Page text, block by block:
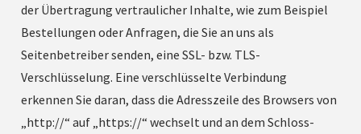
der Übertragung vertraulicher Inhalte, wie zum Beispiel
Bestellungen oder Anfragen, die Sie an uns als
Seitenbetreiber senden, eine SSL- bzw. TLS-
Verschlüsselung. Eine verschlüsselte Verbindung
erkennen Sie daran, dass die Adresszeile des Browsers von
„http://“ auf „https://“ wechselt und an dem Schloss-